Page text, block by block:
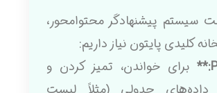
سیستم پیشنهادگر محتوامحور،
کلیدی پایتون نیاز داریم:
برای خواندن، تمیز کردن و